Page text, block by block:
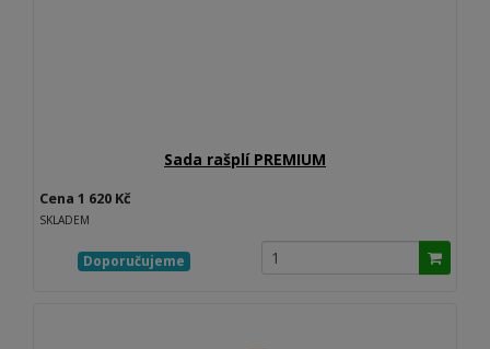
Sada rašplí PREMIUM
Cena 1 620 Kč
SKLADEM
Doporučujeme